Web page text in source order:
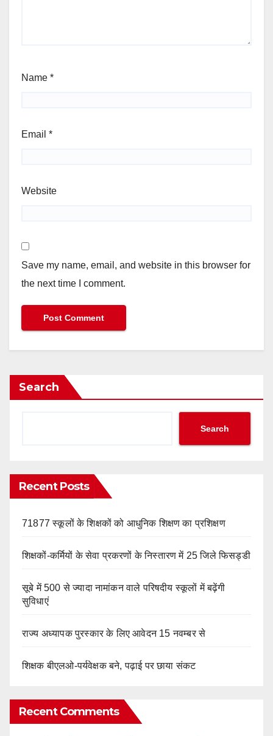
Name *
Email *
Website
Save my name, email, and website in this browser for
the next time I comment.
Search
Search
Recent Posts
71877 स्कूलों के शिक्षकों को आधुनिक शिक्षण का प्रशिक्षण
शिक्षकों-कर्मियों के सेवा प्रकरणों के निस्तारण में 25 जिले फिसड्डी
सूबे में 500 से ज्यादा नामांकन वाले परिषदीय स्कूलों में बढ़ेंगी
सुविधाएं
राज्य अध्यापक पुरस्कार के लिए आवेदन 15 नवम्बर से
शिक्षक बीएलओ-पर्यवेक्षक बने, पढ़ाई पर छाया संकट
Recent Comments